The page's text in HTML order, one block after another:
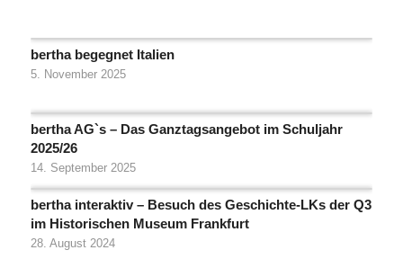
bertha begegnet Italien
5. November 2025
bertha AG`s – Das Ganztagsangebot im Schuljahr
2025/26
14. September 2025
bertha interaktiv – Besuch des Geschichte-LKs der Q3
im Historischen Museum Frankfurt
28. August 2024